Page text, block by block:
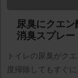
尿臭にクエ
消臭スプレー
トイレの尿臭がク
度掃除してもすぐ